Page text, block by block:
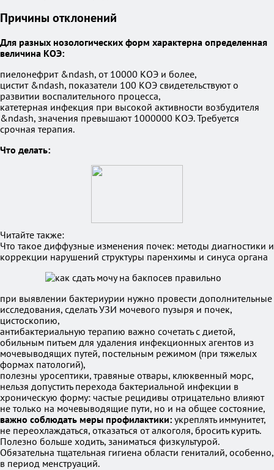
Причины отклонений
Для разных нозологических форм характерна определенная
величина КОЭ:
пиелонефрит &ndash, от 10000 КОЭ и более,
цистит &ndash, показатели 100 КОЭ свидетельствуют о
развитии воспалительного процесса,
катетерная инфекция при высокой активности возбудителя
&ndash, значения превышают 1000000 КОЭ. Требуется
срочная терапия.
Что делать:
Читайте также:
Что такое диффузные изменения почек: методы диагностики и
коррекции нарушений структуры паренхимы и синуса органа
при выявлении бактериурии нужно провести дополнительные
исследования, сделать УЗИ мочевого пузыря и почек,
цистоскопию,
антибактериальную терапию важно сочетать с диетой,
обильным питьем для удаления инфекционных агентов из
мочевыводящих путей, постельным режимом (при тяжелых
формах патологий),
полезны уросептики, травяные отвары, клюквенный морс,
нельзя допустить перехода бактериальной инфекции в
хроническую форму: частые рецидивы отрицательно влияют
не только на мочевыводящие пути, но и на общее состояние,
важно соблюдать меры профилактики: укреплять иммунитет,
не переохлаждаться, отказаться от алкоголя, бросить курить.
Полезно больше ходить, заниматься физкультурой.
Обязательна тщательная гигиена области гениталий, особенно,
в период менструаций.